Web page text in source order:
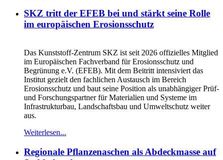
SKZ tritt der EFEB bei und stärkt seine Rolle
im europäischen Erosionsschutz
Das Kunststoff-Zentrum SKZ ist seit 2026 offizielles Mitglied
im Europäischen Fachverband für Erosionsschutz und
Begrünung e.V. (EFEB). Mit dem Beitritt intensiviert das
Institut gezielt den fachlichen Austausch im Bereich
Erosionsschutz und baut seine Position als unabhängiger Prüf-
und Forschungspartner für Materialien und Systeme im
Infrastrukturbau, Landschaftsbau und Umweltschutz weiter
aus.
Weiterlesen...
Regionale Pflanzenaschen als Abdeckmasse auf